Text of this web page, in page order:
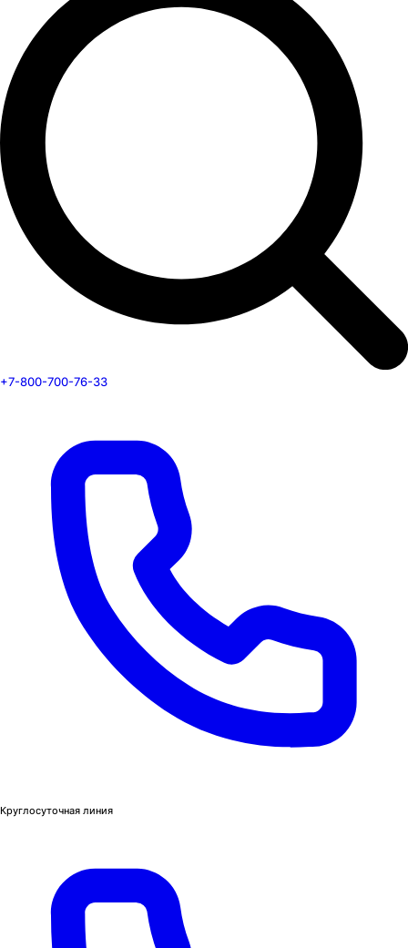
+7-800-700-76-33
Круглосуточная линия